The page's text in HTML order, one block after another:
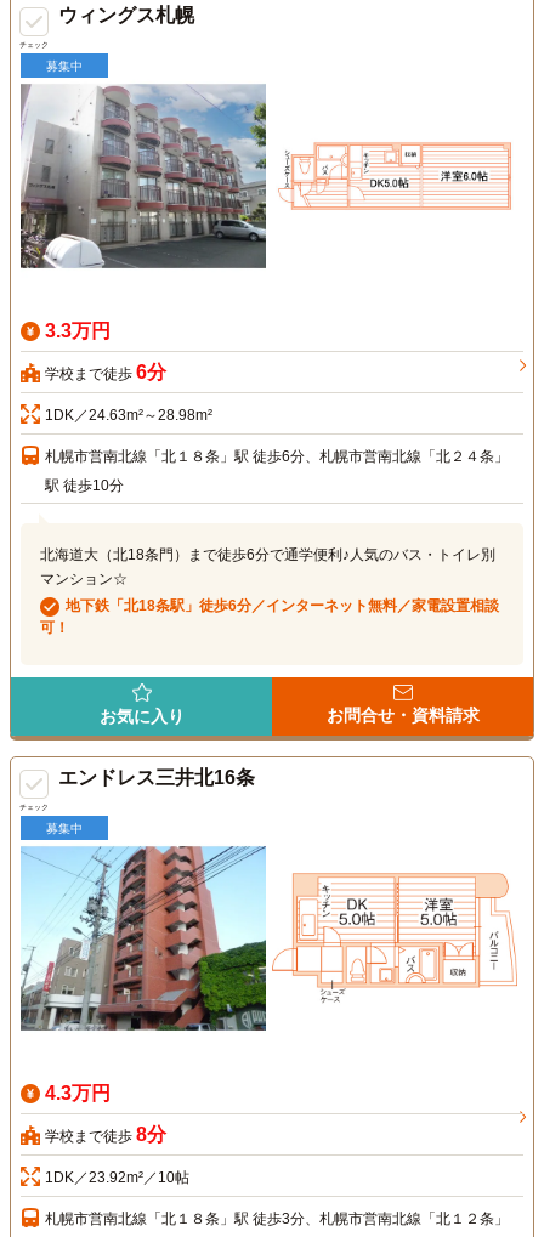
チェック
ウィングス札幌
募集中
3.3万円
学校まで徒歩 6分
1DK／24.63m²～28.98m²
札幌市営南北線「北１８条」駅 徒歩6分、札幌市営南北線「北２４条」
駅 徒歩10分
北海道大（北18条門）まで徒歩6分で通学便利♪人気のバス・トイレ別
マンション☆
地下鉄「北18条駅」徒歩6分／インターネット無料／家電設置相談
可！
お気に入り お問合せ・資料請求
チェック
エンドレス三井北16条
募集中
4.3万円
学校まで徒歩 8分
1DK／23.92m²／10帖
札幌市営南北線「北１８条」駅 徒歩3分、札幌市営南北線「北１２条」